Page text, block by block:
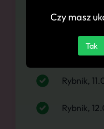
Rybnik,
Rybnik,
Rybnik,
Rybnik,
Czy masz
Tak